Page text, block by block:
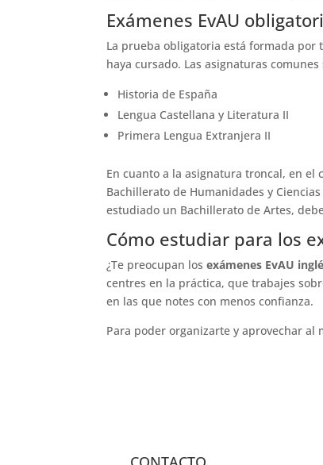
Exámenes EvAU
La prueba obligatoria está formada
haya cursado. Las asignaturas comunes
Historia de España
Lengua Castellana y Literatura II
Primera Lengua Extranjera II
En cuanto a la asignatura troncal, en el
Bachillerato de Humanidades y
estudiado un Bachillerato de Artes,
Cómo estudiar para los
¿Te preocupan losexámenes EvAU
centres en la práctica, que trabajes
en las que notes con menos confianza.
Para poder organizarte y aprovechar al